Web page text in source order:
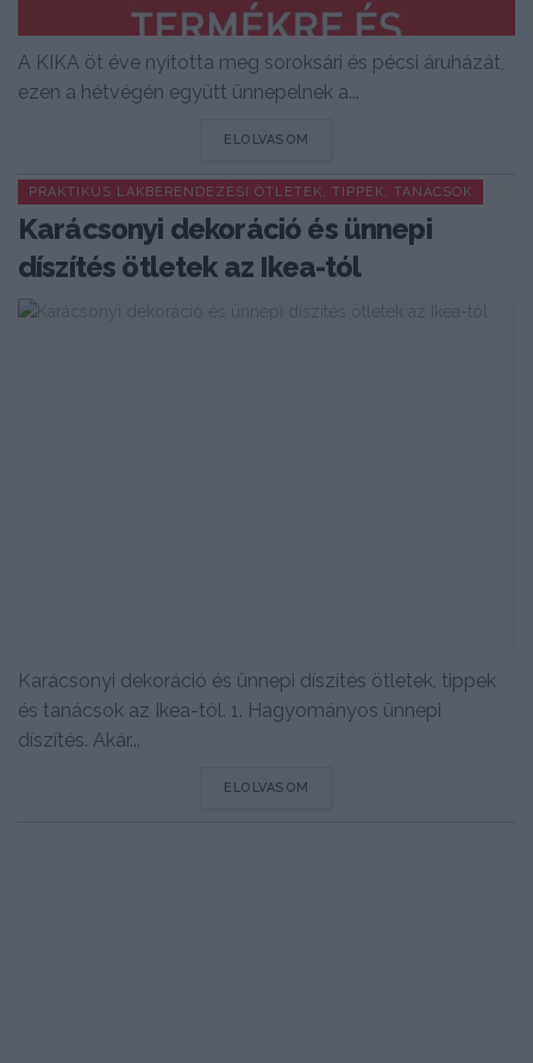
A KIKA öt éve nyitotta meg soroksári és pécsi áruházát,
ezen a hétvégén együtt ünnepelnek a...
ELOLVASOM
PRAKTIKUS LAKBERENDEZÉSI ÖTLETEK, TIPPEK, TANÁCSOK
Karácsonyi dekoráció és ünnepi
díszítés ötletek az Ikea-tól
Karácsonyi dekoráció és ünnepi díszítés ötletek, tippek
és tanácsok az Ikea-tól. 1. Hagyományos ünnepi
díszítés. Akár...
ELOLVASOM